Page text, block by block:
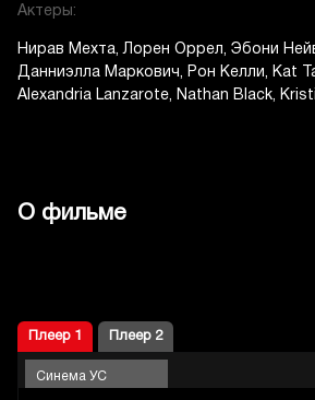
Актеры:
Нирав Мехта Лорен Оррел
Эбони
Данниэлла Маркович
Рон Келли
Kat
Alexandria Lanzarote
Nathan Black
О фильме
Плеер 1 Плеер 2
Синема УС